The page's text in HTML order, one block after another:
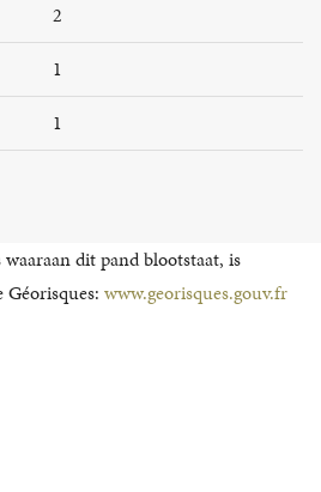
2
1
1
dit pand blootstaat, is
Géorisques: www.georisques.gouv.fr